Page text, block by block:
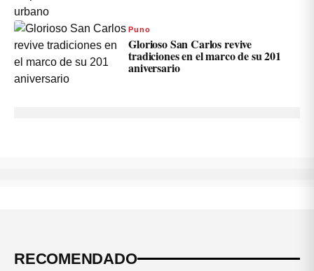
Puno
Glorioso San Carlos revive
tradiciones en el marco de su 201
aniversario
RECOMENDADO